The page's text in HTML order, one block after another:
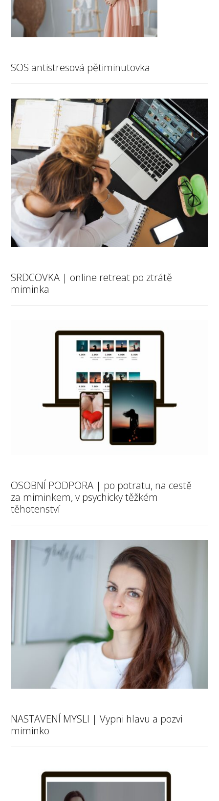
SOS antistresová pětiminutovka
SRDCOVKA | online retreat po ztrátě
miminka
OSOBNÍ PODPORA | po potratu, na cestě
za miminkem, v psychicky těžkém
těhotenství
NASTAVENÍ MYSLI | Vypni hlavu a pozvi
miminko